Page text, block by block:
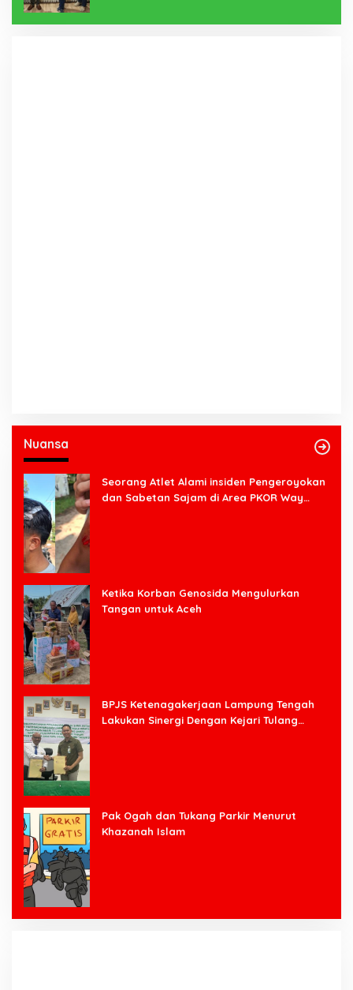
Nuansa
Seorang Atlet Alami insiden Pengeroyokan
dan Sabetan Sajam di Area PKOR Way
Ketika Korban Genosida Mengulurkan
Tangan untuk Aceh
BPJS Ketenagakerjaan Lampung Tengah
Lakukan Sinergi Dengan Kejari Tulang
Pak Ogah dan Tukang Parkir Menurut
Khazanah Islam